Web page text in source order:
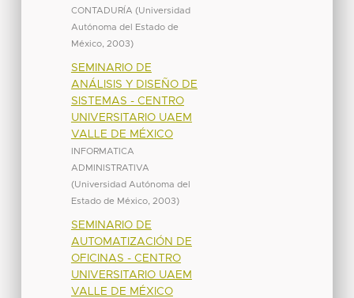
CONTADURÍA (Universidad
Autónoma del Estado de
México, 2003)
SEMINARIO DE
ANÁLISIS Y DISEÑO DE
SISTEMAS - CENTRO
UNIVERSITARIO UAEM
VALLE DE MÉXICO
INFORMATICA
ADMINISTRATIVA
(Universidad Autónoma del
Estado de México, 2003)
SEMINARIO DE
AUTOMATIZACIÓN DE
OFICINAS - CENTRO
UNIVERSITARIO UAEM
VALLE DE MÉXICO